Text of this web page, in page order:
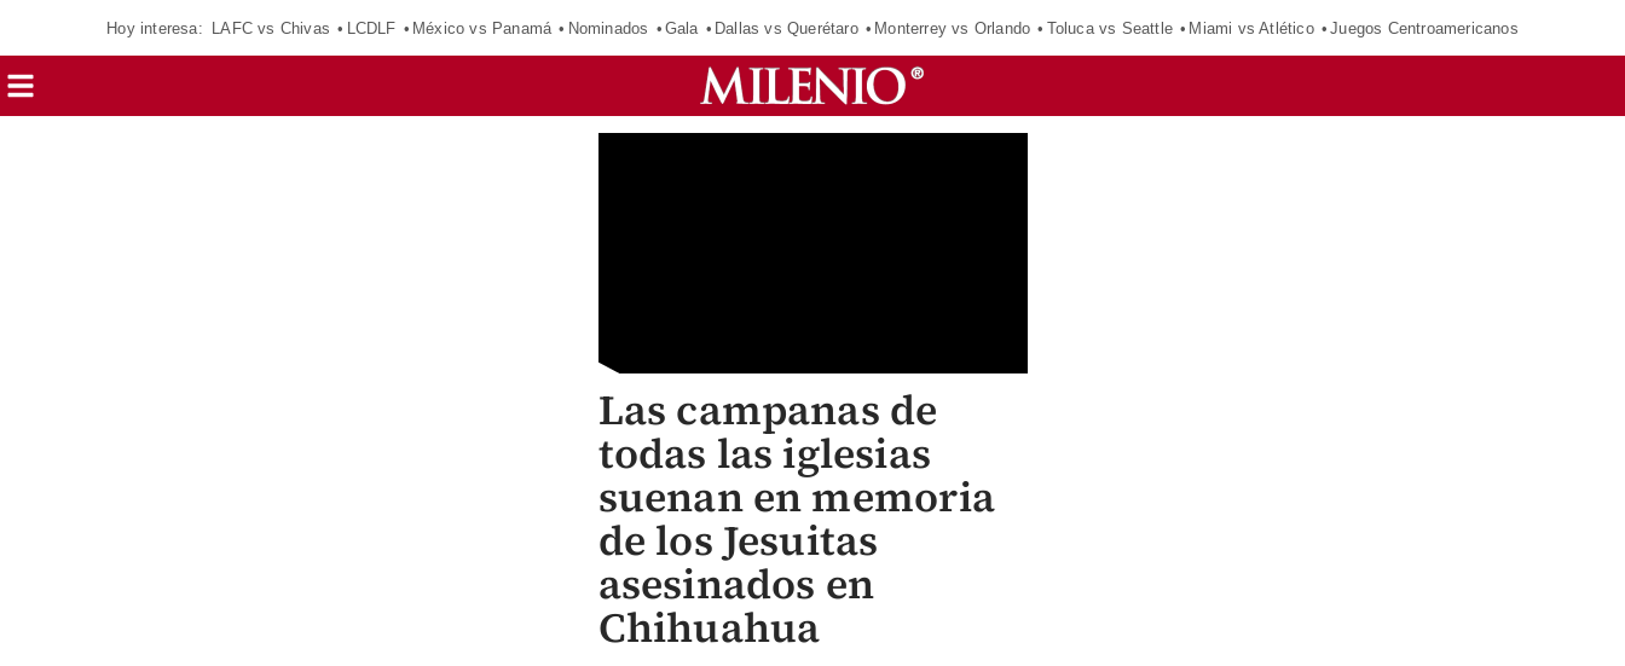
Hoy interesa: LAFC vs Chivas LCDLF México vs Panamá Nominados Gala Dallas vs Querétaro Monterrey vs Orlando Toluca vs Seattle Miami vs Atlético Juegos Centroamericanos
Las campanas de
todas las iglesias
suenan en memoria
de los Jesuitas
asesinados en
Chihuahua